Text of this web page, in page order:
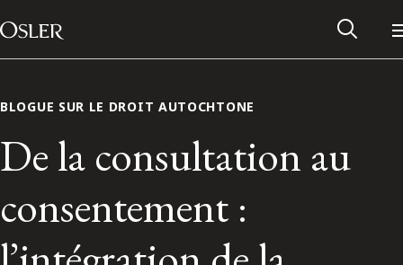
Passer au contenu
Main Navigation
BLOGUE SUR LE DROIT AUTOCHTONE
De la consultation au
consentement :